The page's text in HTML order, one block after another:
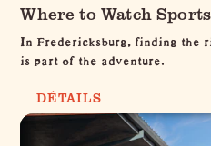
Where to Watch
In Fredericksburg, finding the
is part of the adventure.
DÉTAILS